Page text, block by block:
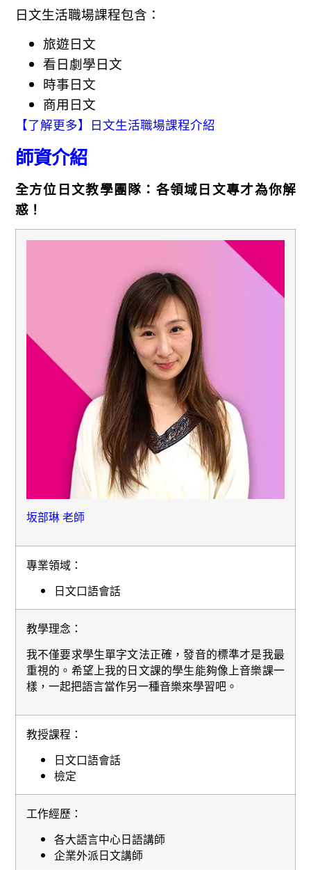
日文生活職場課程包含：
旅遊日文
看日劇學日文
時事日文
商用日文
【了解更多】日文生活職場課程介紹
師資介紹
全方位日文教學團隊：各領域日文專才為你解
惑！
坂部琳 老師
專業領域：
日文口語會話
教學理念：
我不僅要求學生單字文法正確，發音的標準才是我最
重視的。希望上我的日文課的學生能夠像上音樂課一
樣，一起把語言當作另一種音樂來學習吧。
教授課程：
日文口語會話
檢定
工作經歷：
各大語言中心日語講師
企業外派日文講師